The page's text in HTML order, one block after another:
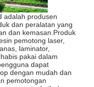
adalah produsen
dan peralatan yang
dan kemasan.Produk
pemotong laser,
laminator,
pakai dalam
dapat
dengan mudah dan
pemotongan